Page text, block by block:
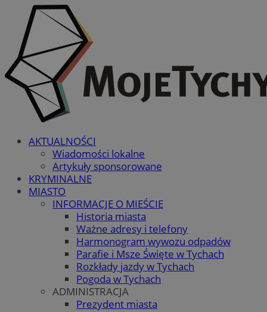
AKTUALNOŚCI
Wiadomości lokalne
Artykuły sponsorowane
KRYMINALNE
MIASTO
INFORMACJE O MIEŚCIE
Historia miasta
Ważne adresy i telefony
Harmonogram wywozu odpadów
Parafie i Msze Święte w Tychach
Rozkłady jazdy w Tychach
Pogoda w Tychach
ADMINISTRACJA
Prezydent miasta